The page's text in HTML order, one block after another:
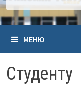
МЕНЮ
Студенту